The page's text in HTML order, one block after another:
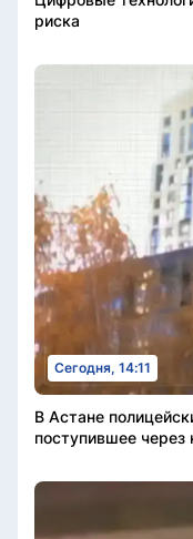
риска
Сегодня, 14:11
В Астане
поступившее через